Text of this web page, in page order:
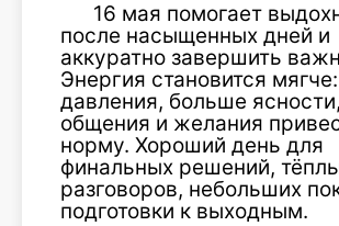
16 мая помогает
после насыщенных дней и
аккуратно завершить
Энергия становится
давления, больше ясности,
общения и желания
норму. Хороший день для
финальных решений,
разговоров, небольших
подготовки к выходным.